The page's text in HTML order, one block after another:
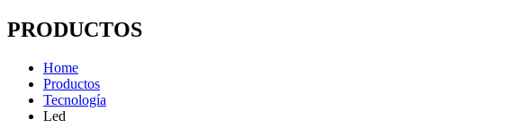
PRODUCTOS
Home
Productos
Tecnología
Led